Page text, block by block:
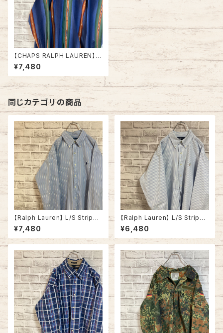
【CHAPS RALPH LAUREN】L/
S Stripe BD Shirt L 80s チャ
ップス ラルフローレン ストライ
プシャツ ボタンダウン 長袖 US
A アメリカ 古着
¥7,480
同じカテゴリの商品
【Ralph Lauren】 L/S Stripe
BD Shirt L 90s vintage blu
e ラルフローレン ストライプ BD
シャツ ボタンダウン 長袖 ポニ
カ USA 古着
¥7,480
【Ralph Lauren】 L/S Stripe
BD Shirt L 90s vintage ラル
フローレン ストライプ BDシャツ
ボタンダウン 長袖 ポニーロゴ
古着
¥6,480